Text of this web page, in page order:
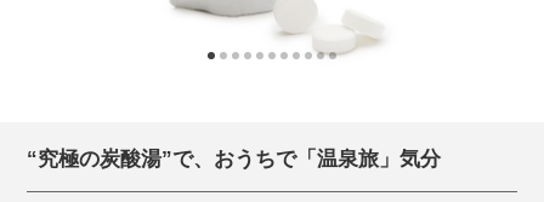
“究極の炭酸湯”で、おうちで「温泉旅」気分